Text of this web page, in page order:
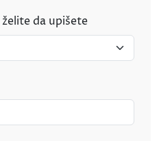
da upišete